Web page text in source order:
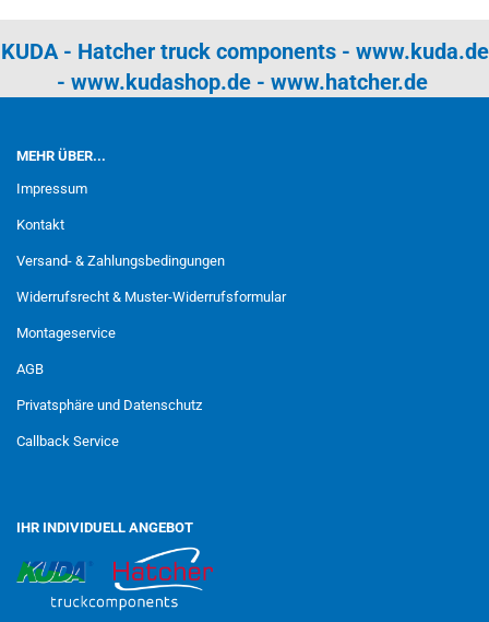
KUDA - Hatcher truck components - www.kuda.de
- www.kudashop.de- www.hatcher.de
MEHR ÜBER...
Impressum
Kontakt
Versand- & Zahlungsbedingungen
Widerrufsrecht & Muster-Widerrufsformular
Montageservice
AGB
Privatsphäre und Datenschutz
Callback Service
IHR INDIVIDUELL ANGEBOT